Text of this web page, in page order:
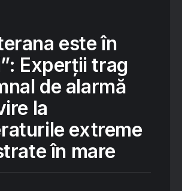
este în
Experții trag
de alarmă
la
extreme
în mare